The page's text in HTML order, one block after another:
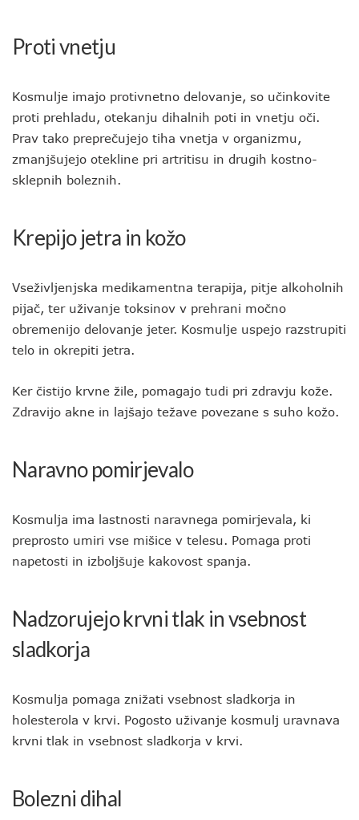
Proti vnetju
Kosmulje imajo protivnetno delovanje, so učinkovite
proti prehladu, otekanju dihalnih poti in vnetju oči.
Prav tako preprečujejo tiha vnetja v organizmu,
zmanjšujejo otekline pri artritisu in drugih kostno-
sklepnih boleznih.
Krepijo jetra in kožo
Vseživljenjska medikamentna terapija, pitje alkoholnih
pijač, ter uživanje toksinov v prehrani močno
obremenijo delovanje jeter. Kosmulje uspejo razstrupiti
telo in okrepiti jetra.
Ker čistijo krvne žile, pomagajo tudi pri zdravju kože.
Zdravijo akne in lajšajo težave povezane s suho kožo.
Naravno pomirjevalo
Kosmulja ima lastnosti naravnega pomirjevala, ki
preprosto umiri vse mišice v telesu. Pomaga proti
napetosti in izboljšuje kakovost spanja.
Nadzorujejo krvni tlak in vsebnost
sladkorja
Kosmulja pomaga znižati vsebnost sladkorja in
holesterola v krvi. Pogosto uživanje kosmulj uravnava
krvni tlak in vsebnost sladkorja v krvi.
Bolezni dihal